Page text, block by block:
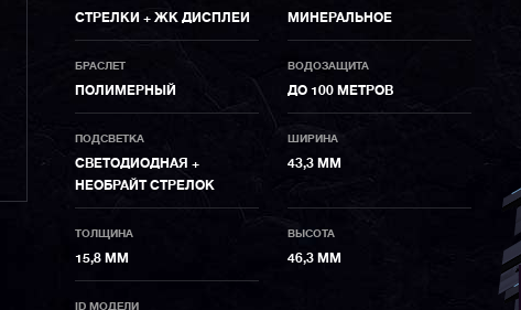
СТРЕЛКИ + ЖК ДИСПЛЕИ МИНЕРАЛЬНОЕ
БРАСЛЕТ
ПОЛИМЕРНЫЙ
ВОДОЗАЩИТА
ДО 100 МЕТРОВ
ПОДСВЕТКА
СВЕТОДИОДНАЯ +
НЕОБРАЙТ СТРЕЛОК
ШИРИНА
43,3 ММ
ТОЛЩИНА
15,8 ММ
ВЫСОТА
46,3 ММ
ID МОДЕЛИ